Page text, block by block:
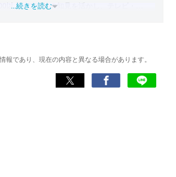
以上。アプリの知見を活かし、テレビ・
介）、TBS『サタプラ』（スマホライフが変
）他
...続きを読む
報であり、現在の内容と異なる場合があります。